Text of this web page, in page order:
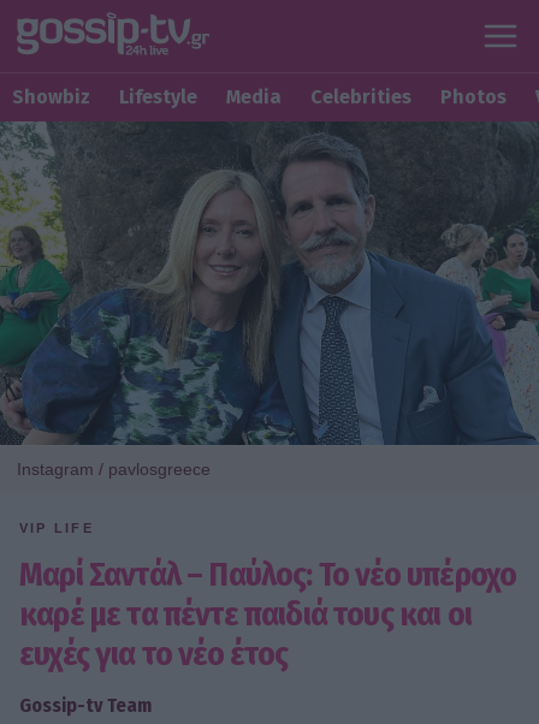
Showbiz Lifestyle Media Celebrities Photos
Instagram / pavlosgreece
VIP LIFE
Μαρί Σαντάλ – Παύλος: Το νέο υπέροχο
καρέ με τα πέντε παιδιά τους και οι
ευχές για το νέο έτος
Gossip-tv Team